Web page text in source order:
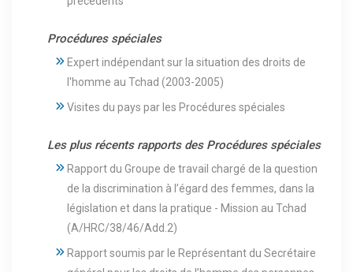
Procédures spéciales
Expert indépendant sur la situation des droits de
l'homme au Tchad (2003-2005)
Visites du pays par les Procédures spéciales
Les plus récents rapports des Procédures spéciales
Rapport du Groupe de travail chargé de la question
de la discrimination à l’égard des femmes, dans la
législation et dans la pratique - Mission au Tchad
(A/HRC/38/46/Add.2)
Rapport soumis par le Représentant du Secrétaire